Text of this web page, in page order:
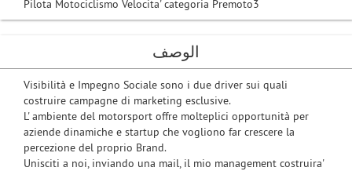
Pilota Motociclismo Velocita' categoria Premoto3
الوصف
Visibilità e Impegno Sociale sono i due driver sui quali
costruire campagne di marketing esclusive.
L' ambiente del motorsport offre molteplici opportunità per
aziende dinamiche e startup che vogliono far crescere la
percezione del proprio Brand.
Unisciti a noi, inviando una mail, il mio management costruira'